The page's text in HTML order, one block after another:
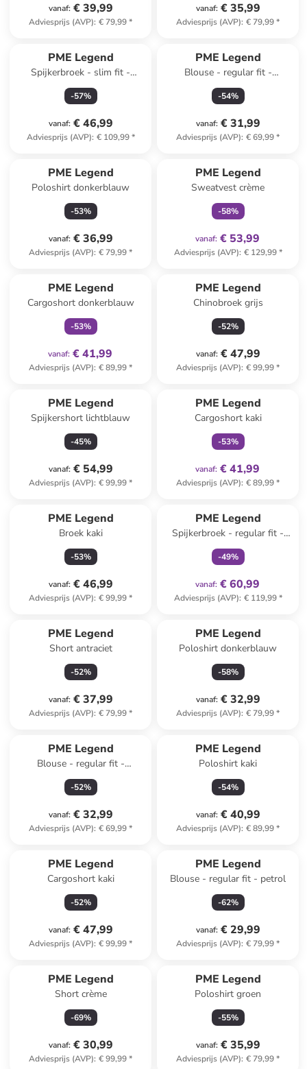
vanaf: € 39,99
Adviesprijs (AVP): € 79,99*
vanaf: € 35,99
Adviesprijs (AVP): € 79,99*
PME Legend
Spijkerbroek - slim fit -
lichtblauw
-57%
vanaf: € 46,99
Adviesprijs (AVP): € 109,99*
PME Legend
Blouse - regular fit -
donkergroen
-54%
vanaf: € 31,99
Adviesprijs (AVP): € 69,99*
PME Legend
Poloshirt donkerblauw
-53%
vanaf: € 36,99
Adviesprijs (AVP): € 79,99*
PME Legend
Sweatvest crème
-58%
vanaf: € 53,99
Adviesprijs (AVP): € 129,99*
PME Legend
Cargoshort donkerblauw
-53%
vanaf: € 41,99
Adviesprijs (AVP): € 89,99*
PME Legend
Chinobroek grijs
-52%
vanaf: € 47,99
Adviesprijs (AVP): € 99,99*
PME Legend
Spijkershort lichtblauw
-45%
vanaf: € 54,99
Adviesprijs (AVP): € 99,99*
PME Legend
Cargoshort kaki
-53%
vanaf: € 41,99
Adviesprijs (AVP): € 89,99*
PME Legend
Broek kaki
-53%
vanaf: € 46,99
Adviesprijs (AVP): € 99,99*
PME Legend
Spijkerbroek - regular fit -
donkerblauw
-49%
vanaf: € 60,99
Adviesprijs (AVP): € 119,99*
PME Legend
Short antraciet
-52%
vanaf: € 37,99
Adviesprijs (AVP): € 79,99*
PME Legend
Poloshirt donkerblauw
-58%
vanaf: € 32,99
Adviesprijs (AVP): € 79,99*
PME Legend
Blouse - regular fit -
donkerblauw
-52%
vanaf: € 32,99
Adviesprijs (AVP): € 69,99*
PME Legend
Poloshirt kaki
-54%
vanaf: € 40,99
Adviesprijs (AVP): € 89,99*
PME Legend
Cargoshort kaki
-52%
vanaf: € 47,99
Adviesprijs (AVP): € 99,99*
PME Legend
Blouse - regular fit - petrol
-62%
vanaf: € 29,99
Adviesprijs (AVP): € 79,99*
PME Legend
Short crème
-69%
vanaf: € 30,99
Adviesprijs (AVP): € 99,99*
PME Legend
Poloshirt groen
-55%
vanaf: € 35,99
Adviesprijs (AVP): € 79,99*